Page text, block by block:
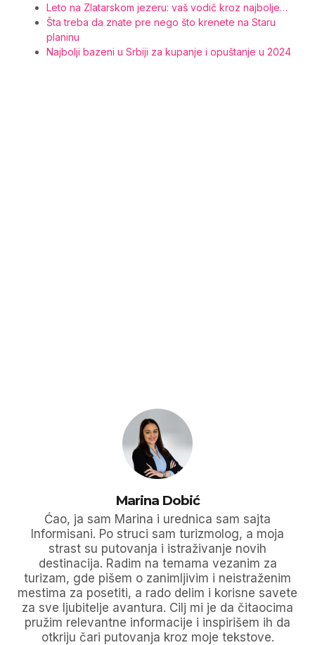
Leto na Zlatarskom jezeru: vaš vodič kroz najbolje…
Šta treba da znate pre nego što krenete na Staru
planinu
Najbolji bazeni u Srbiji za kupanje i opuštanje u 2024
Marina Dobić
Ćao, ja sam Marina i urednica sam sajta
Informisani. Po struci sam turizmolog, a moja
strast su putovanja i istraživanje novih
destinacija. Radim na temama vezanim za
turizam, gde pišem o zanimljivim i neistraženim
mestima za posetiti, a rado delim i korisne savete
za sve ljubitelje avantura. Cilj mi je da čitaocima
pružim relevantne informacije i inspirišem ih da
otkriju čari putovanja kroz moje tekstove.